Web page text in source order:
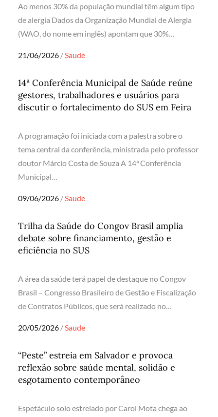
Ao menos 30% da população mundial têm algum tipo
de alergia Dados da Organização Mundial de Alergia
(WAO, do nome em inglês) apontam que 30%…
Posted
21/06/2026 Saude
14ª Conferência Municipal de Saúde reúne
gestores, trabalhadores e usuários para
discutir o fortalecimento do SUS em Feira
A programação foi iniciada com a palestra sobre o
tema central da conferência, ministrada pelo professor
doutor Márcio Costa de Souza A 14ª Conferência
Municipal…
Posted
09/06/2026 Saude
Trilha da Saúde do Congov Brasil amplia
debate sobre financiamento, gestão e
eficiência no SUS
A área da saúde terá papel de destaque no Congov
Brasil – Congresso Brasileiro de Gestão e Fiscalização
de Contratos Públicos, que será realizado no…
Posted
20/05/2026 Saude
“Peste” estreia em Salvador e provoca
reflexão sobre saúde mental, solidão e
esgotamento contemporâneo
Espetáculo solo estrelado por Carol Mota chega ao